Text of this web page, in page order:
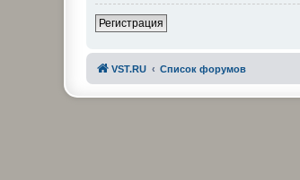
Регистрация
VST.RU Список форумов